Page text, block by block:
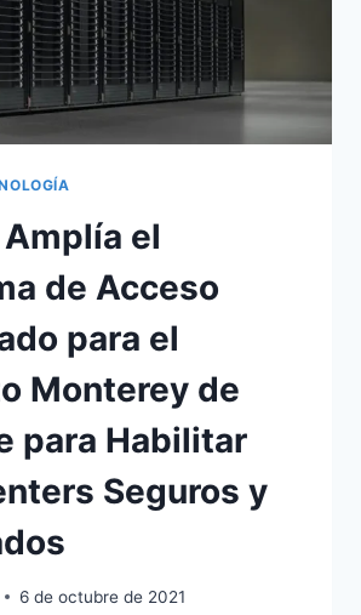
el
de Acceso
para el
Monterey de
para Habilitar
Seguros y
6 de octubre de 2021